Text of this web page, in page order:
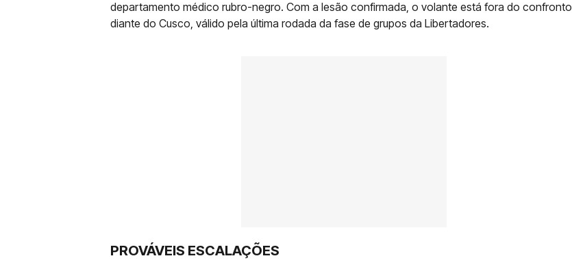
departamento médico rubro-negro. Com a lesão confirmada, o volante está fora do confronto
diante do Cusco, válido pela última rodada da fase de grupos da Libertadores.
PROVÁVEIS ESCALAÇÕES